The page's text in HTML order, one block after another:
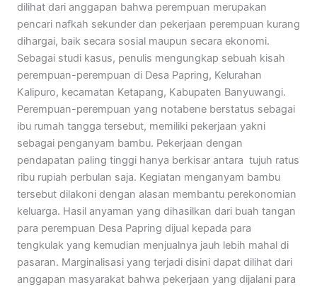
dilihat dari anggapan bahwa perempuan merupakan
pencari nafkah sekunder dan pekerjaan perempuan kurang
dihargai, baik secara sosial maupun secara ekonomi.
Sebagai studi kasus, penulis mengungkap sebuah kisah
perempuan-perempuan di Desa Papring, Kelurahan
Kalipuro, kecamatan Ketapang, Kabupaten Banyuwangi.
Perempuan-perempuan yang notabene berstatus sebagai
ibu rumah tangga tersebut, memiliki pekerjaan yakni
sebagai penganyam bambu. Pekerjaan dengan
pendapatan paling tinggi hanya berkisar antara tujuh ratus
ribu rupiah perbulan saja. Kegiatan menganyam bambu
tersebut dilakoni dengan alasan membantu perekonomian
keluarga. Hasil anyaman yang dihasilkan dari buah tangan
para perempuan Desa Papring dijual kepada para
tengkulak yang kemudian menjualnya jauh lebih mahal di
pasaran. Marginalisasi yang terjadi disini dapat dilihat dari
anggapan masyarakat bahwa pekerjaan yang dijalani para